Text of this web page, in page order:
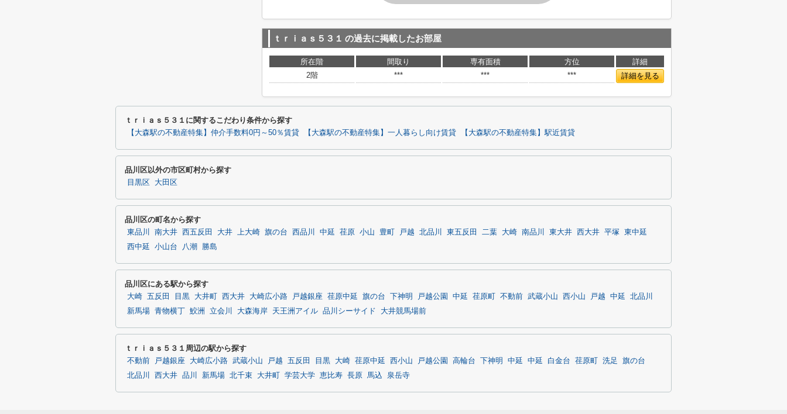
ｔｒｉａｓ５３１ の過去に掲載したお部屋
所在階 間取り 専有面積 方位
詳細
2階
*** *** *** 詳細を見る
ｔｒｉａｓ５３１に関するこだわり条件から探す
【大森駅の不動産特集】仲介手数料0円～50％賃貸 【大森駅の不動産特集】一人暮らし向け賃貸 【大森駅の不動産特集】駅近賃貸
品川区以外の市区町村から探す
目黒区 大田区
品川区の町名から探す
東品川 南大井 西五反田 大井 上大崎 旗の台 西品川 中延 荏原 小山 豊町 戸越 北品川 東五反田 二葉 大崎 南品川 東大井 西大井 平塚 東中延
西中延
小山台 八潮 勝島
品川区にある駅から探す
大崎 五反田 目黒 大井町 西大井 大崎広小路 戸越銀座 荏原中延 旗の台 下神明 戸越公園 中延 荏原町 不動前 武蔵小山 西小山 戸越 中延
北品川
新馬場 青物横丁 鮫洲 立会川 大森海岸 天王洲アイル 品川シーサイド 大井競馬場前
ｔｒｉａｓ５３１周辺の駅から探す
不動前 戸越銀座 大崎広小路 武蔵小山 戸越 五反田 目黒 大崎 荏原中延 西小山 戸越公園 高輪台 下神明 中延 中延 白金台 荏原町 洗足
旗の台
北品川
西大井 品川 新馬場 北千束 大井町 学芸大学 恵比寿 長原 馬込 泉岳寺